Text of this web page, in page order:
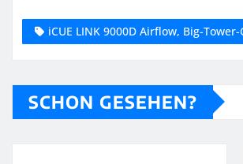
iCUE LINK 9000D Airflow, Big-
SCHON GESEHEN?